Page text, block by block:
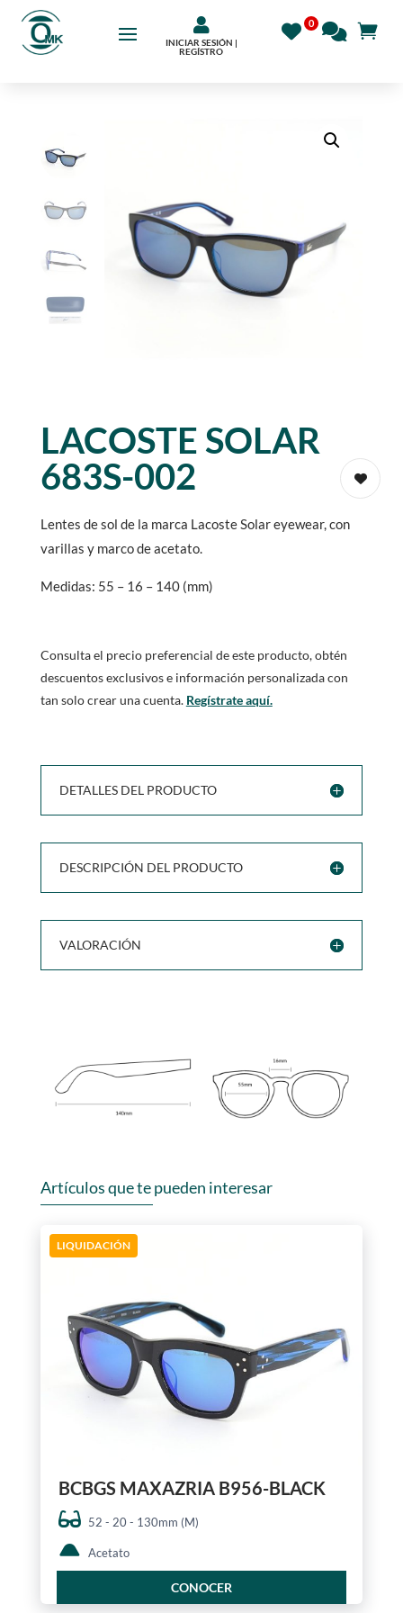

INICIAR SESIÓN |
REGÍSTRO
LACOSTE SOLAR
683S-002
Lentes de sol de la marca Lacoste Solar eyewear, con
varillas y marco de acetato.
Medidas: 55 – 16 – 140 (mm)
Consulta el precio preferencial de este producto, obtén
descuentos exclusivos e información personalizada con
tan solo crear una cuenta. Regístrate aquí.
DETALLES DEL PRODUCTO
DESCRIPCIÓN DEL PRODUCTO
VALORACIÓN
Artículos que te pueden interesar
LIQUIDACIÓN
BCBGS MAXAZRIA B956-BLACK
52 - 20 - 130mm (M)
Acetato
CONOCER